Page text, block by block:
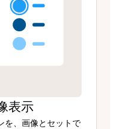
表示
を、画像とセットで